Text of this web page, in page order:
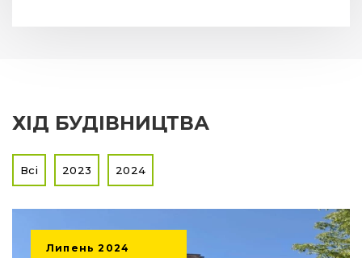
ХІД БУДІВНИЦТВА
Всі 2023 2024
Липень 2024